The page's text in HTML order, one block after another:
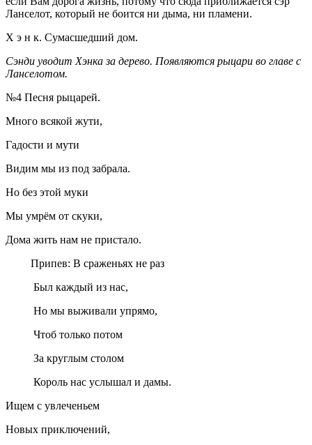
Ланселот, который не боится ни дыма, ни пламени.
Х э н к. Сумасшедший дом.
Сэнди уводит Хэнка за дерево. Появляются рыцари во главе с
Ланселотом.
№4 Песня рыцарей.
Много всякой жути,
Гадости и мути
Видим мы из под забрала.
Но без этой муки
Мы умрём от скуки,
Дома жить нам не пристало.
Припев: В сраженьях не раз
Был каждый из нас,
Но мы выживали упрямо,
Чтоб только потом
За круглым столом
Король нас услышал и дамы.
Ищем с увлеченьем
Новых приключений,